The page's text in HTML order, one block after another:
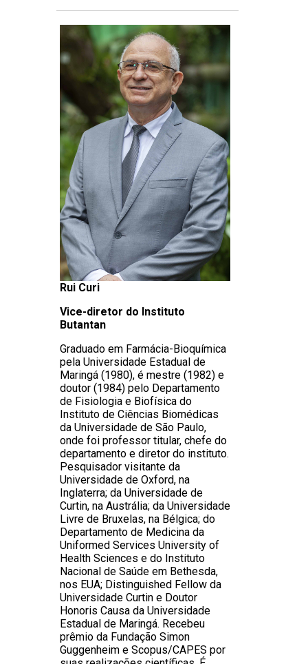
Rui Curi
Vice-diretor do Instituto
Butantan
Graduado em Farmácia-Bioquímica
pela Universidade Estadual de
Maringá (1980), é mestre (1982) e
doutor (1984) pelo Departamento
de Fisiologia e Biofísica do
Instituto de Ciências Biomédicas
da Universidade de São Paulo,
onde foi professor titular, chefe do
departamento e diretor do instituto.
Pesquisador visitante da
Universidade de Oxford, na
Inglaterra; da Universidade de
Curtin, na Austrália; da Universidade
Livre de Bruxelas, na Bélgica; do
Departamento de Medicina da
Uniformed Services University of
Health Sciences e do Instituto
Nacional de Saúde em Bethesda,
nos EUA; Distinguished Fellow da
Universidade Curtin e Doutor
Honoris Causa da Universidade
Estadual de Maringá. Recebeu
prêmio da Fundação Simon
Guggenheim e Scopus/CAPES por